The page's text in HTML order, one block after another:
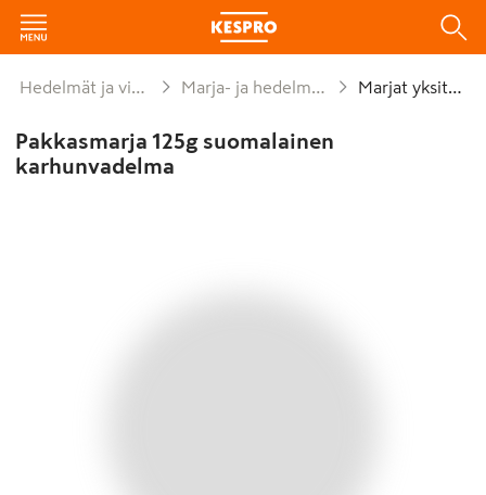
Hedelmät ja vihannekset Marja- ja hedelmäpakasteet Marjat yksittäin
Pakkasmarja 125g suomalainen
karhunvadelma